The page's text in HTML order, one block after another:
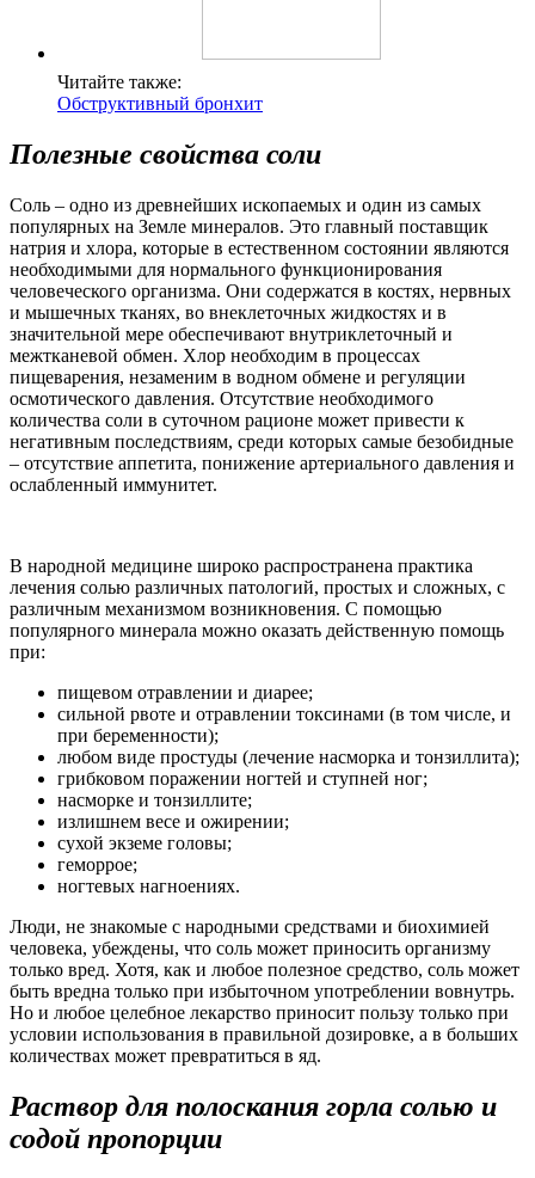
Читайте также:
Обструктивный бронхит
Полезные свойства соли
Соль – одно из древнейших ископаемых и один из самых
популярных на Земле минералов. Это главный поставщик
натрия и хлора, которые в естественном состоянии являются
необходимыми для нормального функционирования
человеческого организма. Они содержатся в костях, нервных
и мышечных тканях, во внеклеточных жидкостях и в
значительной мере обеспечивают внутриклеточный и
межтканевой обмен. Хлор необходим в процессах
пищеварения, незаменим в водном обмене и регуляции
осмотического давления. Отсутствие необходимого
количества соли в суточном рационе может привести к
негативным последствиям, среди которых самые безобидные
– отсутствие аппетита, понижение артериального давления и
ослабленный иммунитет.
В народной медицине широко распространена практика
лечения солью различных патологий, простых и сложных, с
различным механизмом возникновения. С помощью
популярного минерала можно оказать действенную помощь
при:
пищевом отравлении и диарее;
сильной рвоте и отравлении токсинами (в том числе, и
при беременности);
любом виде простуды (лечение насморка и тонзиллита);
грибковом поражении ногтей и ступней ног;
насморке и тонзиллите;
излишнем весе и ожирении;
сухой экземе головы;
геморрое;
ногтевых нагноениях.
Люди, не знакомые с народными средствами и биохимией
человека, убеждены, что соль может приносить организму
только вред. Хотя, как и любое полезное средство, соль может
быть вредна только при избыточном употреблении вовнутрь.
Но и любое целебное лекарство приносит пользу только при
условии использования в правильной дозировке, а в больших
количествах может превратиться в яд.
Раствор для полоскания горла солью и
содой пропорции